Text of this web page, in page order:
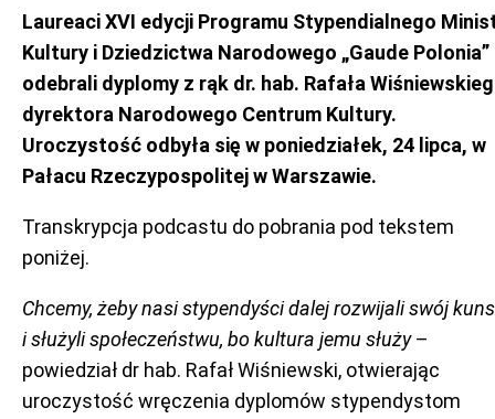
Laureaci XVI edycji Programu Stypendialnego
Kultury i Dziedzictwa Narodowego „Gaude Polonia”
odebrali dyplomy z rąk dr. hab. Rafała
dyrektora Narodowego Centrum Kultury.
Uroczystość odbyła się w poniedziałek, 24 lipca, w
Pałacu Rzeczypospolitej w Warszawie.
Transkrypcja podcastu do pobrania pod tekstem
poniżej.
Chcemy, żeby nasi stypendyści dalej rozwijali swój
i służyli społeczeństwu, bo kultura jemu służy–
powiedział dr hab. Rafał Wiśniewski, otwierając
uroczystość wręczenia dyplomów stypendystom